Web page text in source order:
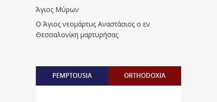
Άγιος Μύρων
Ο Άγιος νεομάρτυς Αναστάσιος ο εν
Θεσσαλονίκη μαρτυρήσας
PEMPTOUSIA ORTHODOXIA